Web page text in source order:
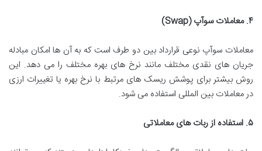
۴.معاملات سوآپ(Swap)
معاملات سوآپ نوعی قرارداد بین دو طرف است که به آن ها امکان مبادله
جریان های نقدی مختلف مانند نرخ های بهره مختلف را می دهد. این
روش بیشتر برای پوشش ریسک های مرتبط با نرخ بهره یا تغییرات ارزی
در معاملات بین المللی استفاده می شود.
۵. استفاده از ربات های معاملاتی